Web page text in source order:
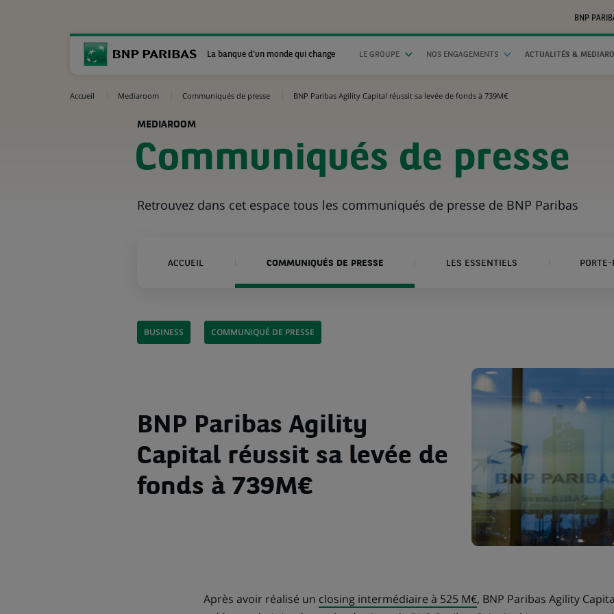
BNP
La banque d'un monde qui change LE GROUPE NOS ENGAGEMENTS ACTUALITÉS &
Accueil Mediaroom Communiqués de presse BNP Paribas Agility Capital réussit sa levée de fonds à 739M€
MEDIAROOM
Communiqués de presse
Retrouvez dans cet espace tous les communiqués de presse de BNP Paribas
ACCUEIL COMMUNIQUÉS DE PRESSE LES ESSENTIELS PORTE-
BUSINESS COMMUNIQUÉ DE PRESSE
BNP Paribas Agility
Capital réussit sa levée de
fonds à 739M€
Après avoir réalisé un closing intermédiaire à 525 M€, BNP Paribas Agility